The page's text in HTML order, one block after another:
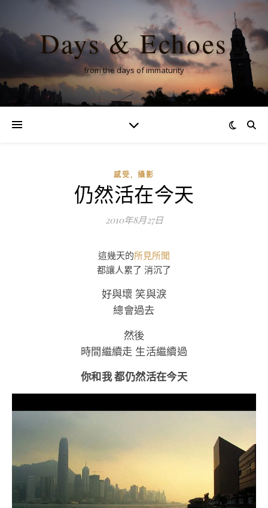
Days & Echoes
from the days of immaturity
感受, 攝影
仍然活在今天
2010年8月27日
這幾天的所見所聞
都讓人累了 消沉了
好與壞 笑與淚
總會過去
然後
時間繼續走 生活繼續過
你和我 都仍然活在今天